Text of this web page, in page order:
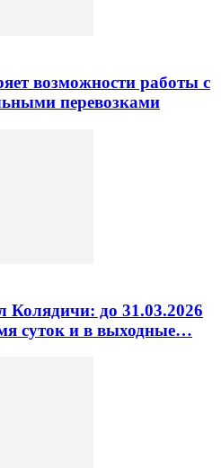
возможности работы с
перевозками
до 31.03.2026
суток и в выходные…